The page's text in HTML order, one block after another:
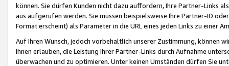
können. Sie dürfen Kunden nicht dazu auffordern, Ihre Partner-Links
aus aufgerufen werden. Sie müssen beispielsweise Ihre Partner-ID
Format erscheint) als Parameter in die URL eines jeden Links zu einer
Auf Ihren Wunsch, jedoch vorbehaltlich unserer Zustimmung, können
Ihnen erlauben, die Leistung Ihrer Partner-Links durch Aufnahme
überwachen und zu optimieren. Unter keinen Umständen dürfen Sie